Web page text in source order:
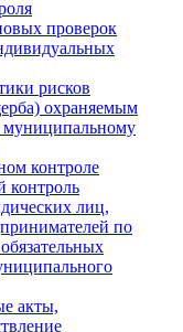
проверок
рисков
охраняемым
муниципальному
контроле
лиц,
по
акты,